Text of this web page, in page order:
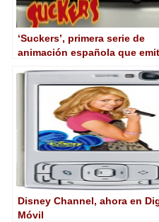
‘Suckers’, primera serie de
animación española que
Disney Channel, ahora en
Móvil